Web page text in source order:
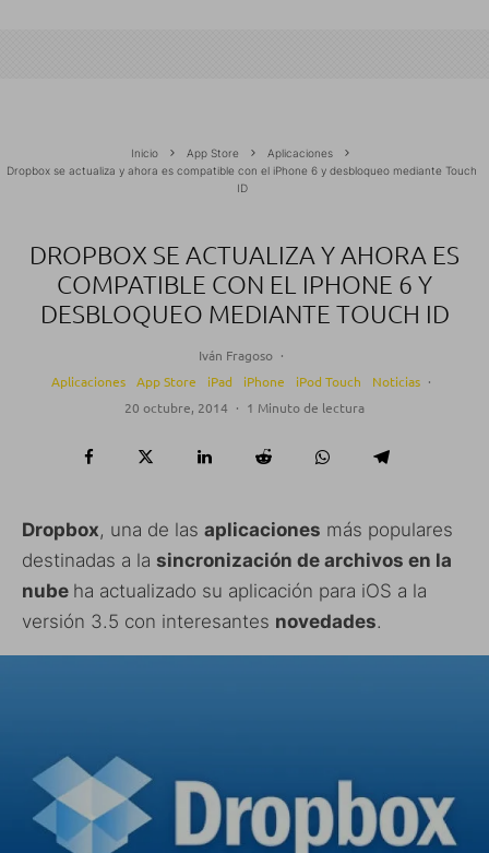
Inicio App Store
Aplicaciones
Dropbox se actualiza y ahora es compatible con el iPhone 6 y desbloqueo mediante Touch
ID
DROPBOX SE ACTUALIZA Y AHORA ES
COMPATIBLE CON EL IPHONE 6 Y
DESBLOQUEO MEDIANTE TOUCH ID
Iván Fragoso ·
Aplicaciones
App Store iPad iPhone iPod Touch Noticias ·
20 octubre, 2014 · 1 Minuto de lectura
Dropbox, una de las aplicaciones más populares
destinadas a la sincronización de archivos en la
nube ha actualizado su aplicación para iOS a la
versión 3.5 con interesantes novedades.